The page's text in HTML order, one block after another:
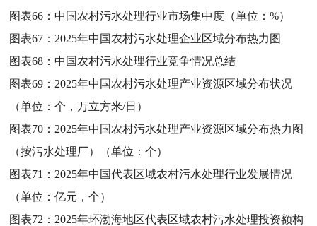
图表66：中国农村污水处理行业市场集中度（单位：%）
图表67： 2025年中国农村污水处理企业区域分布热力图
图表68：中国农村污水处理行业竞争情况总结
图表69： 2025年中国农村污水处理产业资源区域分布状况
（单位：个，万立方米/日）
图表70： 2025年中国农村污水处理产业资源区域分布热力图
（按污水处理厂）（单位：个）
图表71： 2025年中国代表区域农村污水处理行业发展情况
（单位：亿元，个）
图表72： 2025年环渤海地区代表区域农村污水处理投资额构